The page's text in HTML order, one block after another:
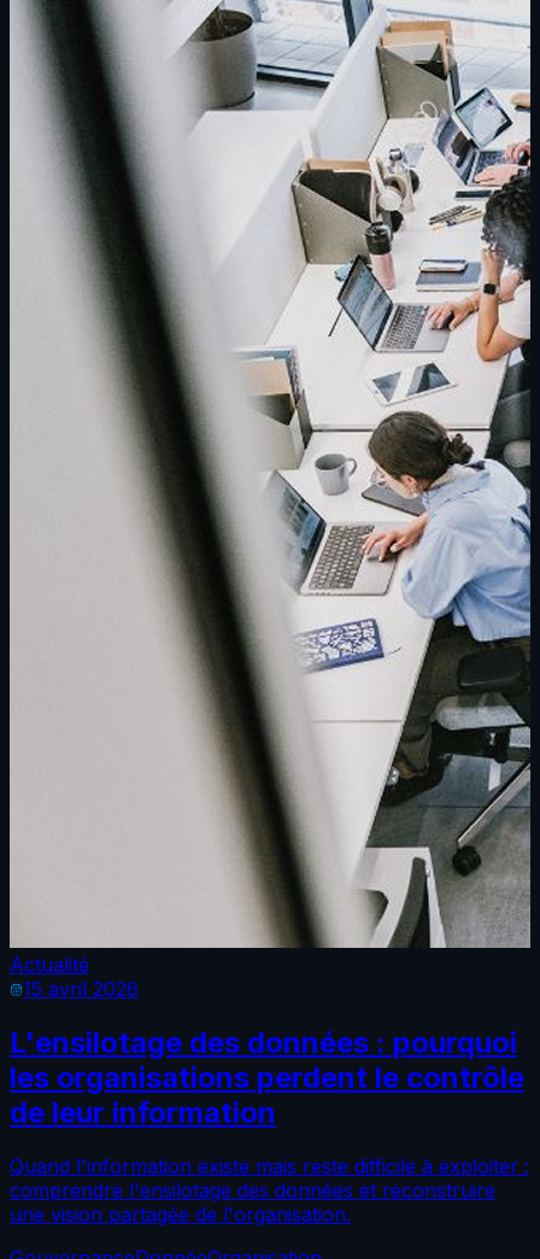
Actualité
15 avril 2026
L'ensilotage des données : pourquoi
les organisations perdent le contrôle
de leur information
Quand l'information existe mais reste difficile à exploiter :
comprendre l'ensilotage des données et reconstruire
une vision partagée de l'organisation.